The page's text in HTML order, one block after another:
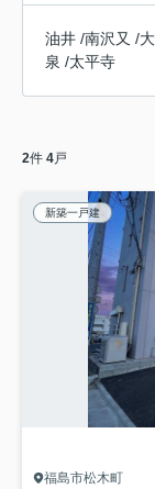
油井 /南沢又 /
泉 /太平寺
2件 4戸
新築一戸建
福島市松木町